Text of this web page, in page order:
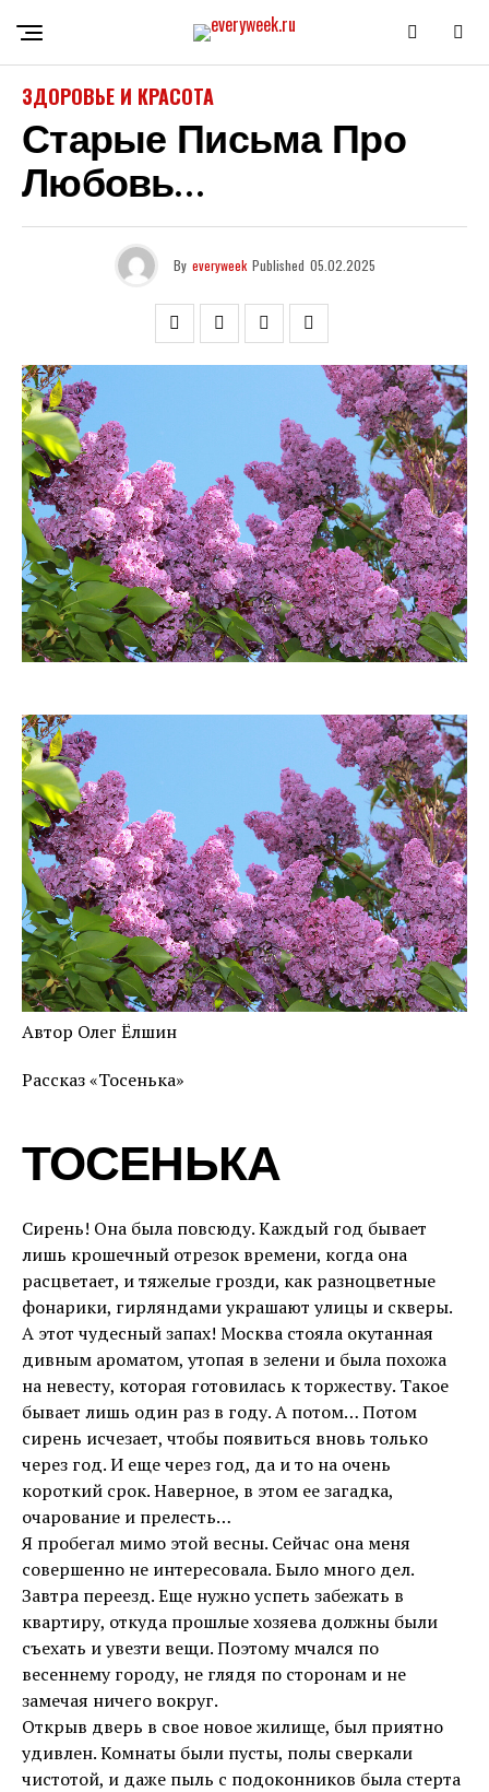
ЗДОРОВЬЕ И КРАСОТА
Старые Письма Про
Любовь…
By everyweek Published 05.02.2025
Автор Олег Ёлшин
Рассказ «Тосенька»
ТОСЕНЬКА
Сирень! Она была повсюду. Каждый год бывает
лишь крошечный отрезок времени, когда она
расцветает, и тяжелые грозди, как разноцветные
фонарики, гирляндами украшают улицы и скверы.
А этот чудесный запах! Москва стояла окутанная
дивным ароматом, утопая в зелени и была похожа
на невесту, которая готовилась к торжеству. Такое
бывает лишь один раз в году. А потом… Потом
сирень исчезает, чтобы появиться вновь только
через год. И еще через год, да и то на очень
короткий срок. Наверное, в этом ее загадка,
очарование и прелесть…
Я пробегал мимо этой весны. Сейчас она меня
совершенно не интересовала. Было много дел.
Завтра переезд. Еще нужно успеть забежать в
квартиру, откуда прошлые хозяева должны были
съехать и увезти вещи. Поэтому мчался по
весеннему городу, не глядя по сторонам и не
замечая ничего вокруг.
Открыв дверь в свое новое жилище, был приятно
удивлен. Комнаты были пусты, полы сверкали
чистотой, и даже пыль с подоконников была стерта